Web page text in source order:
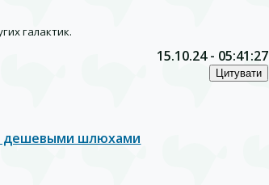
галактик.
15.10.24 - 05:41:27
дешевыми шлюхами